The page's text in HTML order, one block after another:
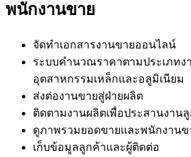
พนักงานขาย
จัดทำเอกสารงานขายออนไลน์
ระบบคำนวณราคาตามประเภทง
อุตสาหกรรมเหล็กและอลูมิเนียม
ส่งต่องานขายสู่ฝ่ายผลิต
ติดตามงานผลิตเพื่อประสานงาน
ดูภาพรวมยอดขายและพนักงานข
เก็บข้อมูลลูกค้าและผู้ติดต่อ